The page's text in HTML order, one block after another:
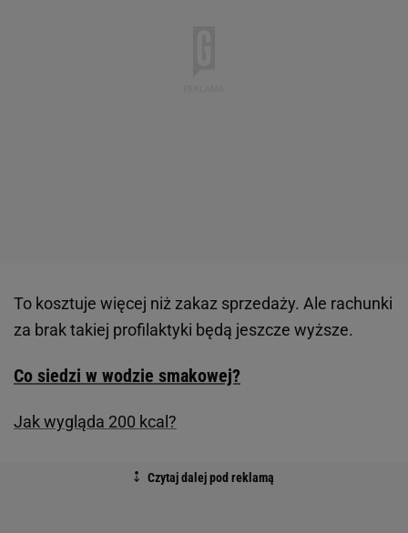
To kosztuje więcej niż zakaz sprzedaży. Ale rachunki
za brak takiej profilaktyki będą jeszcze wyższe.
Co siedzi w wodzie smakowej?
Jak wygląda 200 kcal?